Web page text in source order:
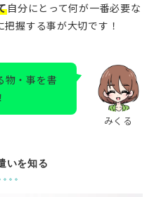
自分にとって何が一番必要な
握する事が大切です！
みくる
物・事を書
いを知る